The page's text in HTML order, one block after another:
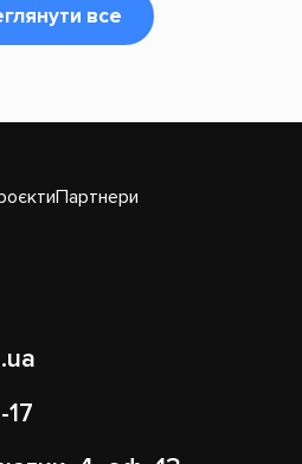
все
Партнери